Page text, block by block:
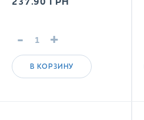
237.90 ГРН
- +
В КОРЗИНУ